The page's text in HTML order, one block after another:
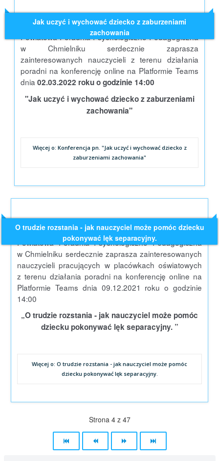
Jak uczyć i wychować dziecko z zaburzeniami
zachowania
Powiatowa Poradnia Psychologiczno Pedagogiczna
w Chmielniku serdecznie zaprasza
zainteresowanych nauczycieli z terenu działania
poradni na konferencję online na Platformie Teams
dnia02.03.2022 roku o godzinie 14:00
"Jak uczyć i wychować dziecko z zaburzeniami
zachowania"
Więcej o: Konferencja pn. "Jak uczyć i wychować dziecko z
zaburzeniami zachowania"
O trudzie rozstania - jak nauczyciel może pomóc dziecku
pokonywać lęk separacyjny.
Powiatowa Poradnia Psychologiczno Pedagogiczna
w Chmielniku serdecznie zaprasza zainteresowanych
nauczycieli pracujących w placówkach oświatowych
z terenu działania poradni na konferencję online na
Platformie Teams dnia 09.12.2021 roku o godzinie
14:00
„O trudzie rozstania - jak nauczyciel może pomóc
dziecku pokonywać lęk separacyjny. ”
Więcej o: O trudzie rozstania - jak nauczyciel może pomóc
dziecku pokonywać lęk separacyjny.
Strona 4 z 47